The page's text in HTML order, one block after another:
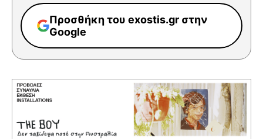
Προσθήκη του exostis.gr στην
Google